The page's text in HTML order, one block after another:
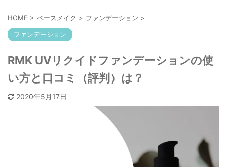
HOME > ベースメイク > ファンデーション >
ファンデーション
RMK UVリクイドファンデーションの使
い方と口コミ（評判）は？
2020年5月17日